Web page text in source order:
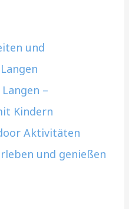
und
–
Kindern
Aktivitäten
und genießen